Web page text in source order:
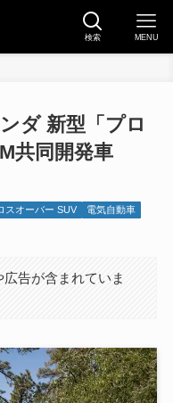
検索 MENU
ダ 新型「プロ
共同開発車
スオーバー SUV 電気自動車
告が含まれていま